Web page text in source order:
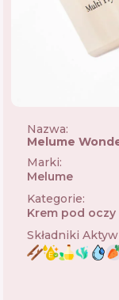
Nazwa:
Melume
Marki:
Melume
Kategorie:
Krem pod oczy
Składniki